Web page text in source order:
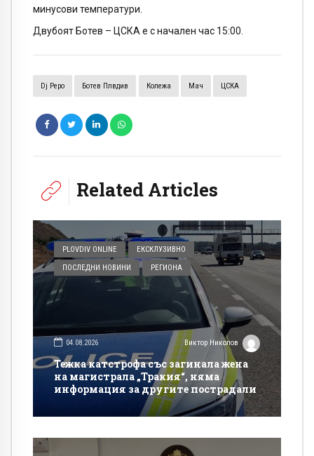
минусови температури.
Двубоят Ботев – ЦСКА е с начален час 15:00.
Dj Pepo Ботев Плвдив Колежа Мач ЦСКА
Related Articles
PLOVDIV ONLINE ЕКСКЛУЗИВНО
ПОСЛЕДНИ НОВИНИ РЕГИОНА
04.08.2026 Виктор Николов
Тежка катстрофа със загинала жена
на магистрала „Тракия“, няма
информация за другите пострадали